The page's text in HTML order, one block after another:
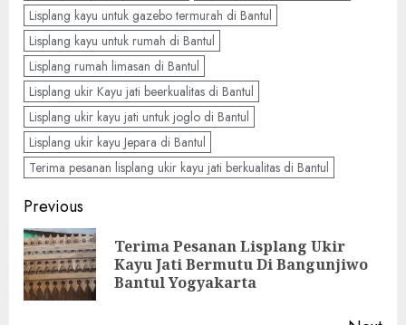
Lisplang kayu untuk gazebo termurah di Bantul
Lisplang kayu untuk rumah di Bantul
Lisplang rumah limasan di Bantul
Lisplang ukir Kayu jati beerkualitas di Bantul
Lisplang ukir kayu jati untuk joglo di Bantul
Lisplang ukir kayu Jepara di Bantul
Terima pesanan lisplang ukir kayu jati berkualitas di Bantul
Previous
Terima Pesanan Lisplang Ukir
Kayu Jati Bermutu Di Bangunjiwo
Bantul Yogyakarta